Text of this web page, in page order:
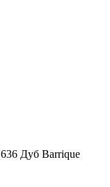
Дуб Barrique